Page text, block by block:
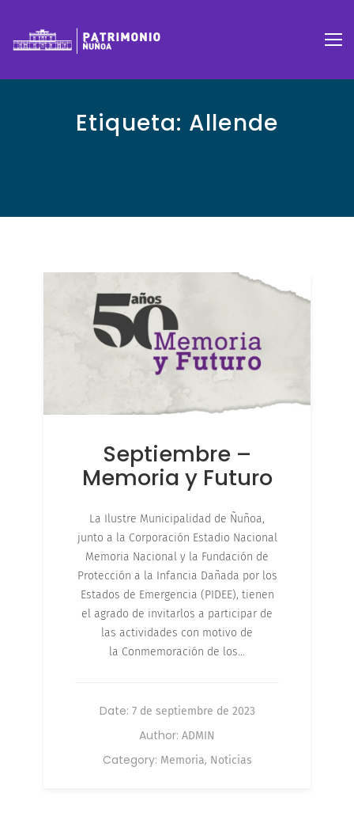
Etiqueta: Allende
Septiembre –
Memoria y Futuro
La Ilustre Municipalidad de Ñuñoa,
junto a la Corporación Estadio Nacional
Memoria Nacional y la Fundación de
Protección a la Infancia Dañada por los
Estados de Emergencia (PIDEE), tienen
el agrado de invitarlos a participar de
las actividades con motivo de
la Conmemoración de los…
Date: 7 de septiembre de 2023
Author: ADMIN
Category: Memoria, Noticias